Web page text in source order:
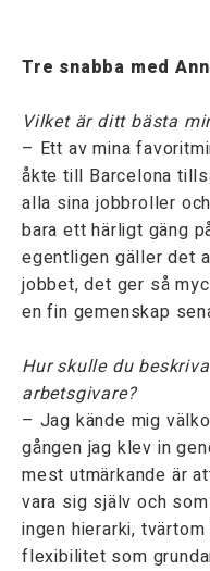
Tre snabba med
Vilket är ditt bästa
– Ett av mina
åkte till Barcelona
alla sina jobbroller
bara ett härligt gäng
egentligen gäller det
jobbet, det ger så
en fin gemenskap
Hur skulle du
arbetsgivare?
– Jag kände mig
gången jag klev in
mest utmärkande är
vara sig själv och
ingen hierarki,
flexibilitet som